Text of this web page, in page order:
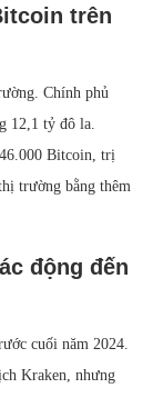
trên
Chính phủ
12,1 tỷ đô la.
Bitcoin, trị
trường bằng thêm
động đến
cuối năm 2024.
Kraken, nhưng